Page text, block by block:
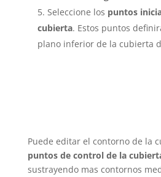
Seleccione los puntos
cubierta. Estos puntos
plano inferior de la cubierta
Puede editar el contorno de la
puntos de control de la
sustrayendo mas contornos